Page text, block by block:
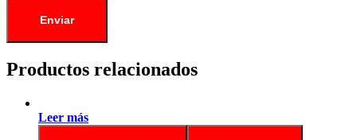
Productos relacionados
Leer más